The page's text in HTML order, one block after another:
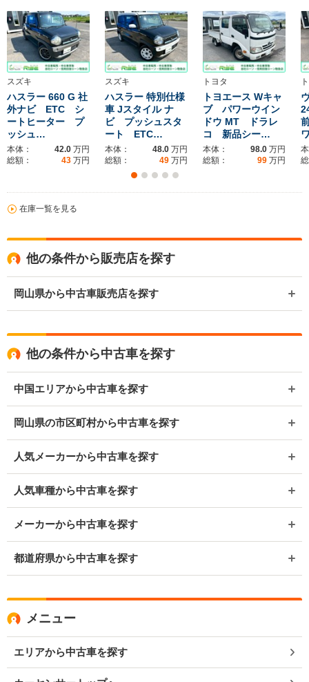
スズキ
ハスラー 660 G 社
外ナビ ETC シ
ートヒーター プ
ッシュ…
本体： 42.0 万円
総額：
43 万円
スズキ
ハスラー 特別仕様
車 Jスタイル ナ
ビ プッシュスタ
ート ETC…
本体： 48.0 万円
総額：
49 万円
トヨタ
トヨエース Wキャ
ブ パワーウイン
ドウ MT ドラレ
コ 新品シー…
本体： 98.0 万円
総額：
99 万円
在庫一覧を見る
他の条件から販売店を探す
岡山県から中古車販売店を探す
他の条件から中古車を探す
中国エリアから中古車を探す
岡山県の市区町村から中古車を探す
人気メーカーから中古車を探す
人気車種から中古車を探す
メーカーから中古車を探す
都道府県から中古車を探す
メニュー
エリアから中古車を探す